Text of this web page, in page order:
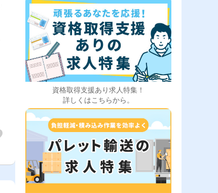
資格取得支援あり求人特集！
詳しくはこちらから。